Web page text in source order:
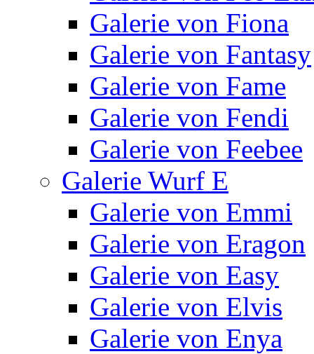
Galerie von Fiona
Galerie von Fantasy
Galerie von Fame
Galerie von Fendi
Galerie von Feebee
Galerie Wurf E
Galerie von Emmi
Galerie von Eragon
Galerie von Easy
Galerie von Elvis
Galerie von Enya